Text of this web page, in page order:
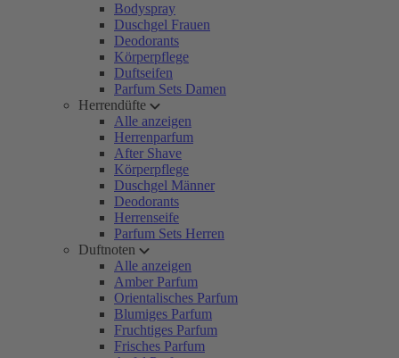
Bodyspray
Duschgel Frauen
Deodorants
Körperpflege
Duftseifen
Parfum Sets Damen
Herrendüfte
Alle anzeigen
Herrenparfum
After Shave
Körperpflege
Duschgel Männer
Deodorants
Herrenseife
Parfum Sets Herren
Duftnoten
Alle anzeigen
Amber Parfum
Orientalisches Parfum
Blumiges Parfum
Fruchtiges Parfum
Frisches Parfum